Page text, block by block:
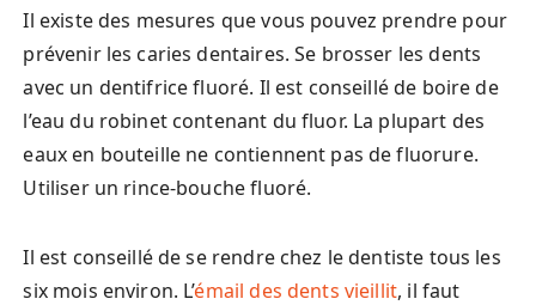
Il existe des mesures que vous pouvez prendre pour
prévenir les caries dentaires. Se brosser les dents
avec un dentifrice fluoré. Il est conseillé de boire de
l’eau du robinet contenant du fluor. La plupart des
eaux en bouteille ne contiennent pas de fluorure.
Utiliser un rince-bouche fluoré.
Il est conseillé de se rendre chez le dentiste tous les
six mois environ. L’émail des dents vieillit, il faut